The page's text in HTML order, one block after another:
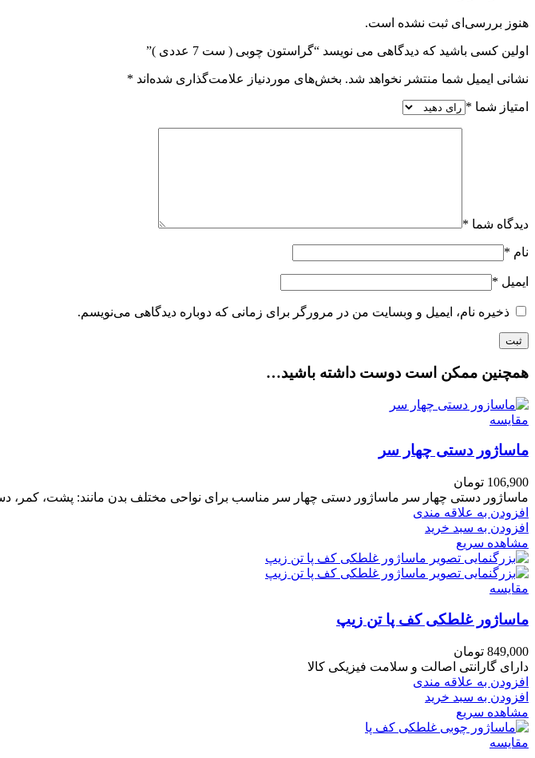
هنوز بررسی‌ای ثبت نشده است.
اولین کسی باشید که دیدگاهی می نویسد “گراستون چوبی ( ست 7 عددی )”
نشانی ایمیل شما منتشر نخواهد شد. بخش‌های موردنیاز علامت‌گذاری شده‌اند *
امتیاز شما *
دیدگاه شما *
نام *
ایمیل *
ذخیره نام، ایمیل و وبسایت من در مرورگر برای زمانی که دوباره دیدگاهی می‌نویسم.
همچنین ممکن است دوست داشته باشید…
مقایسه
ماساژور دستی چهار سر
106,900 تومان
ماساژور دستی چهار سر ماساژور دستی چهار سر مناسب برای نواحی مختلف بدن مانند: پشت، کمر،
افزودن به علاقه مندی
افزودن به سبد خرید
مشاهده سریع
مقایسه
ماساژور غلطکی کف پا تن زیپ
849,000 تومان
دارای گارانتی اصالت و سلامت فیزیکی کالا
افزودن به علاقه مندی
افزودن به سبد خرید
مشاهده سریع
مقایسه